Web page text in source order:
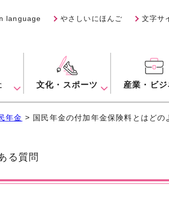
language やさしいにほんご 文字サ
文化・スポーツ 産業・ビジ
年金 > 国民年金の付加年金保険料とはどの
質問